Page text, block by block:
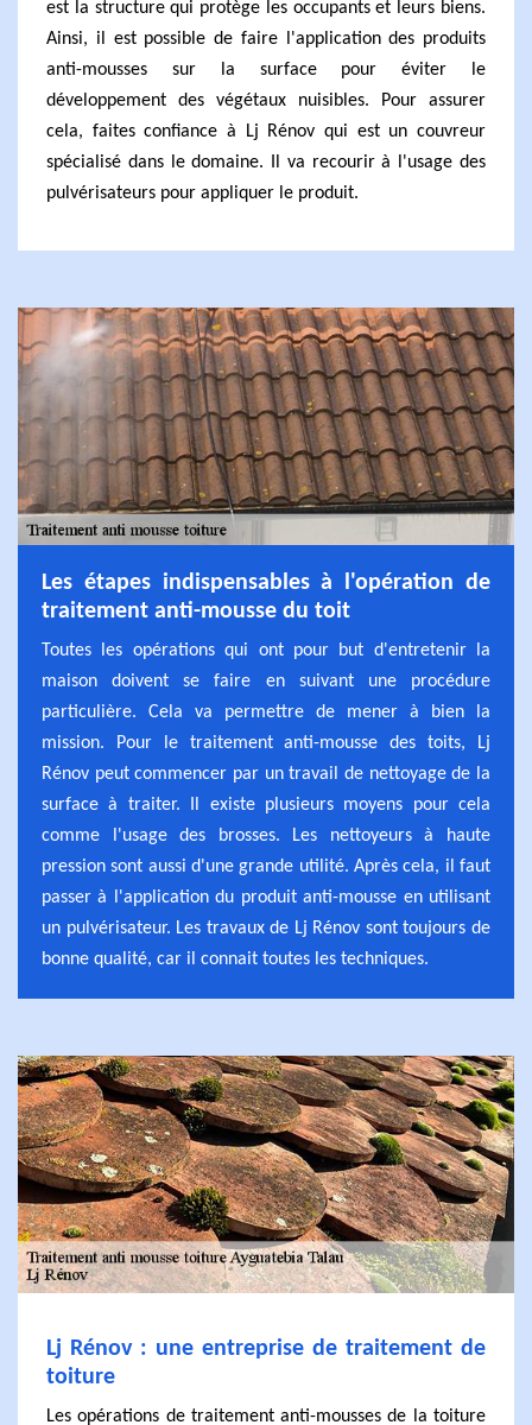
est la structure qui protège les occupants et leurs biens.
Ainsi, il est possible de faire l'application des produits
anti-mousses sur la surface pour éviter le
développement des végétaux nuisibles. Pour assurer
cela, faites confiance à Lj Rénov qui est un couvreur
spécialisé dans le domaine. Il va recourir à l'usage des
pulvérisateurs pour appliquer le produit.
Les étapes indispensables à l'opération de
traitement anti-mousse du toit
Toutes les opérations qui ont pour but d'entretenir la
maison doivent se faire en suivant une procédure
particulière. Cela va permettre de mener à bien la
mission. Pour le traitement anti-mousse des toits, Lj
Rénov peut commencer par un travail de nettoyage de la
surface à traiter. Il existe plusieurs moyens pour cela
comme l'usage des brosses. Les nettoyeurs à haute
pression sont aussi d'une grande utilité. Après cela, il faut
passer à l'application du produit anti-mousse en utilisant
un pulvérisateur. Les travaux de Lj Rénov sont toujours de
bonne qualité, car il connait toutes les techniques.
Lj Rénov : une entreprise de traitement de
toiture
Les opérations de traitement anti-mousses de la toiture